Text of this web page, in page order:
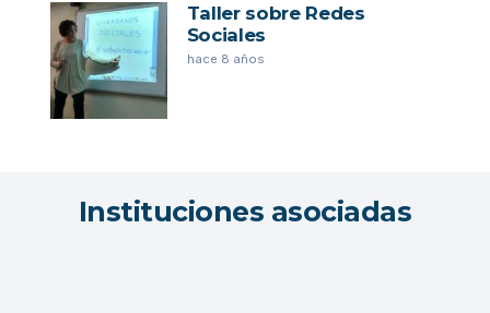
Taller sobre Redes
Sociales
hace 8 años
Instituciones asociadas